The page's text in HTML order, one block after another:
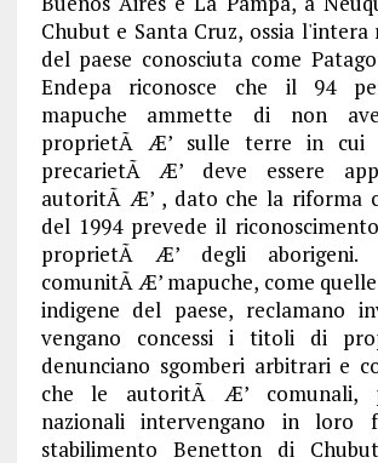
Chubut e Santa Cruz, ossia l'intera
del paese conosciuta come
Endepa riconosce che il 94
mapuche ammette di non
proprietÃ Æ’ sulle terre in cui
precarietÃ Æ’ deve essere
autoritÃ Æ’ , dato che la riforma
del 1994 prevede il
proprietÃ Æ’ degli aborigeni.
comunitÃ Æ’ mapuche, come
indigene del paese, reclamano
vengano concessi i titoli di
denunciano sgomberi arbitrari e
che le autoritÃ Æ’ comunali,
nazionali intervengano in loro
stabilimento Benetton di